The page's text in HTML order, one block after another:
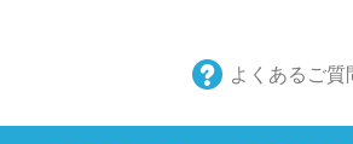
よくあるご質